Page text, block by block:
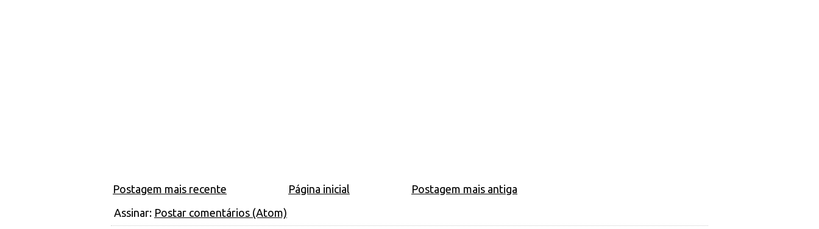
Postagem mais recente Postagem mais antiga
Página inicial
Assinar: Postar comentários (Atom)